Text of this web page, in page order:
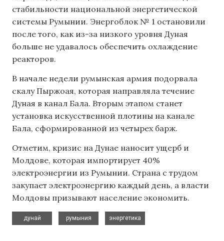
стабильности национальной энергетической
системы Румынии. Энергоблок № 1 остановили
после того, как из-за низкого уровня Дуная
больше не удавалось обеспечить охлаждение
реакторов.
В начале недели румынская армия подорвала
скалу Пыржоая, которая направляла течение
Дуная в канал Бала. Вторым этапом станет
установка искусственной плотины на канале
Бала, сформированной из четырех барж.
Отметим, кризис на Дунае наносит ущерб и
Молдове, которая импортирует 40%
электроэнергии из Румынии. Страна с трудом
закупает электроэнергию каждый день, а власти
Молдовы призывают население экономить.
дунай
румыния
энергетика